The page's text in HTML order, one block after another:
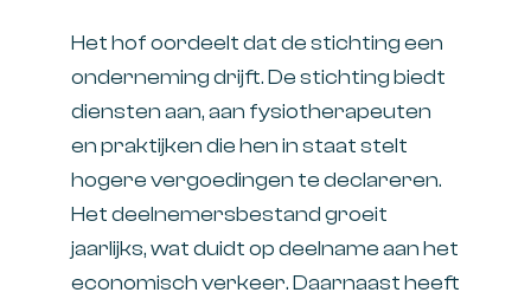
Het hof oordeelt dat de stichting een
onderneming drijft. De stichting biedt
diensten aan, aan fysiotherapeuten
en praktijken die hen in staat stelt
hogere vergoedingen te declareren.
Het deelnemersbestand groeit
jaarlijks, wat duidt op deelname aan het
economisch verkeer. Daarnaast heeft